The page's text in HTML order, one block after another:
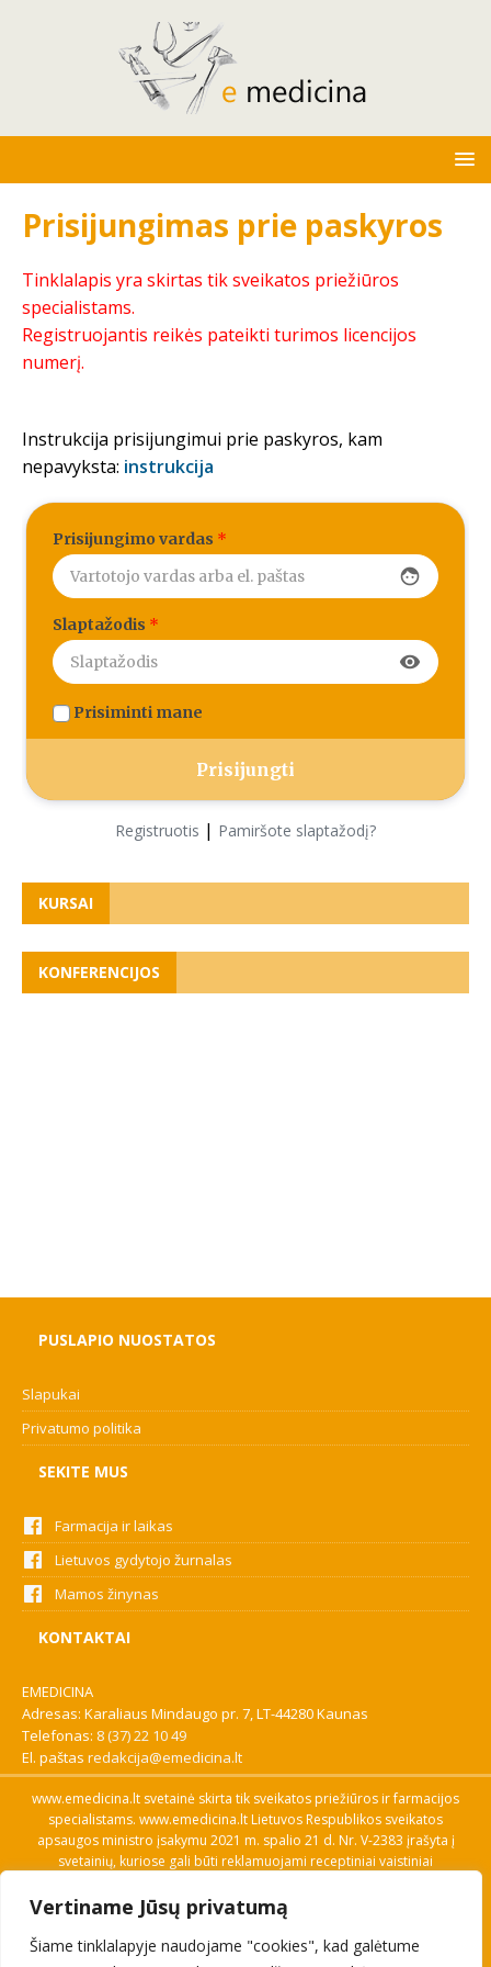
Vertiname Jūsų privatumą
Šiame tinklalapyje naudojame "cookies", kad galėtume
Prisijungimas prie paskyros
Tinklalapis yra skirtas tik sveikatos priežiūros
specialistams.
Registruojantis reikės pateikti turimos licencijos
numerį.
Instrukcija prisijungimui prie paskyros, kam
nepavyksta: instrukcija
Prisijungimo vardas *
face
Slaptažodis *
visibility
Prisiminti mane
Registruotis | Pamiršote slaptažodį?
KURSAI
KONFERENCIJOS
PUSLAPIO NUOSTATOS
Slapukai
Privatumo politika
SEKITE MUS
Farmacija ir laikas
Lietuvos gydytojo žurnalas
Mamos žinynas
KONTAKTAI
EMEDICINA
Adresas: Karaliaus Mindaugo pr. 7, LT-44280 Kaunas
Telefonas: 8 (37) 22 10 49
El. paštas redakcija@emedicina.lt
www.emedicina.lt svetainė skirta tik sveikatos priežiūros ir farmacijos
specialistams. www.emedicina.lt Lietuvos Respublikos sveikatos
apsaugos ministro įsakymu 2021 m. spalio 21 d. Nr. V-2383 įrašyta į
svetainių, kuriose gali būti reklamuojami receptiniai vaistiniai
savo profesinę kvalifikaciją. Naudingos nuorodos: Vaistų ir medicinos
pagalbos priemonių kainų paieška, VVKT tinklalapis, Sveikatos
priežiūros ar farmacijos specialisto pranešimo apie įtariamą